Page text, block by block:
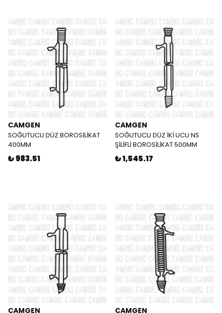
CAMGEN
SOĞUTUCU DÜZ BOROSİLİKAT
400MM
₺ 983.51
CAMGEN
SOĞUTUCU DÜZ İKİ UCU NS
ŞİLİFLİ BOROSİLİKAT 500MM
₺ 1,545.17
CAMGEN CAMGEN